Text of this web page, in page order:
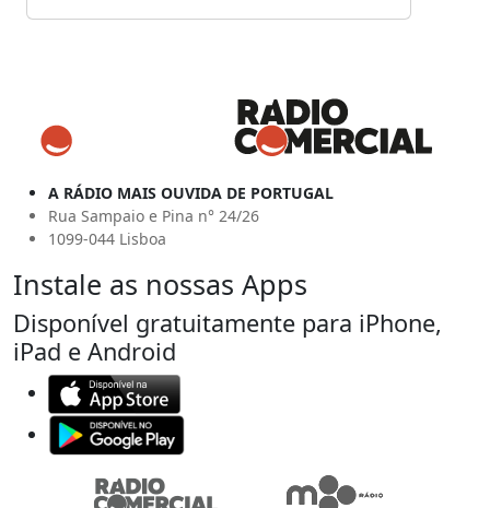
A RÁDIO MAIS OUVIDA DE PORTUGAL
Rua Sampaio e Pina n° 24/26
1099-044 Lisboa
Instale as nossas Apps
Disponível gratuitamente para iPhone,
iPad e Android